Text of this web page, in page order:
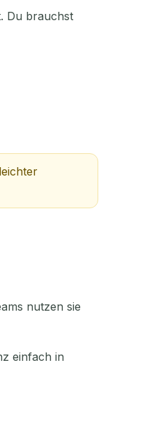
Du brauchst
nutzen sie
einfach in